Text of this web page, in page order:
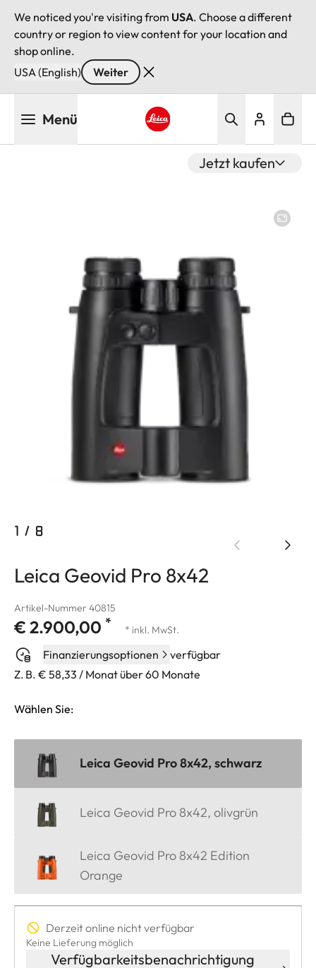
We noticed you're visiting from USA. Choose a different
country or region to view content for your location and
shop online.
USA (English)
Weiter
Menü
Jetzt kaufen
1 / 8
Leica Geovid Pro 8x42
Artikel-Nummer 40815
€ 2.900,00 * * inkl. MwSt.
Finanzierungsoptionen
verfügbar
Z. B. € 58,33 / Monat über 60 Monate
Wählen Sie:
Leica Geovid Pro 8x42, schwarz
Leica Geovid Pro 8x42, olivgrün
Leica Geovid Pro 8x42 Edition
Orange
Derzeit online nicht verfügbar
Keine Lieferung möglich
Verfügbarkeitsbenachrichtigung